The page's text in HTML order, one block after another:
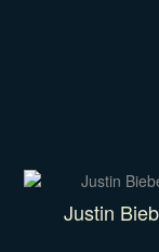
Justin